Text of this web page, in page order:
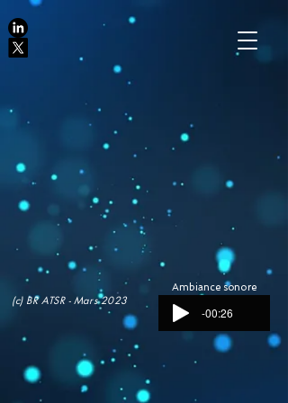
(c) BR ATSR - Mars 2023
Ambiance sonore
-00:26